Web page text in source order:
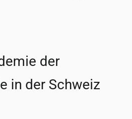
der
in der Schweiz